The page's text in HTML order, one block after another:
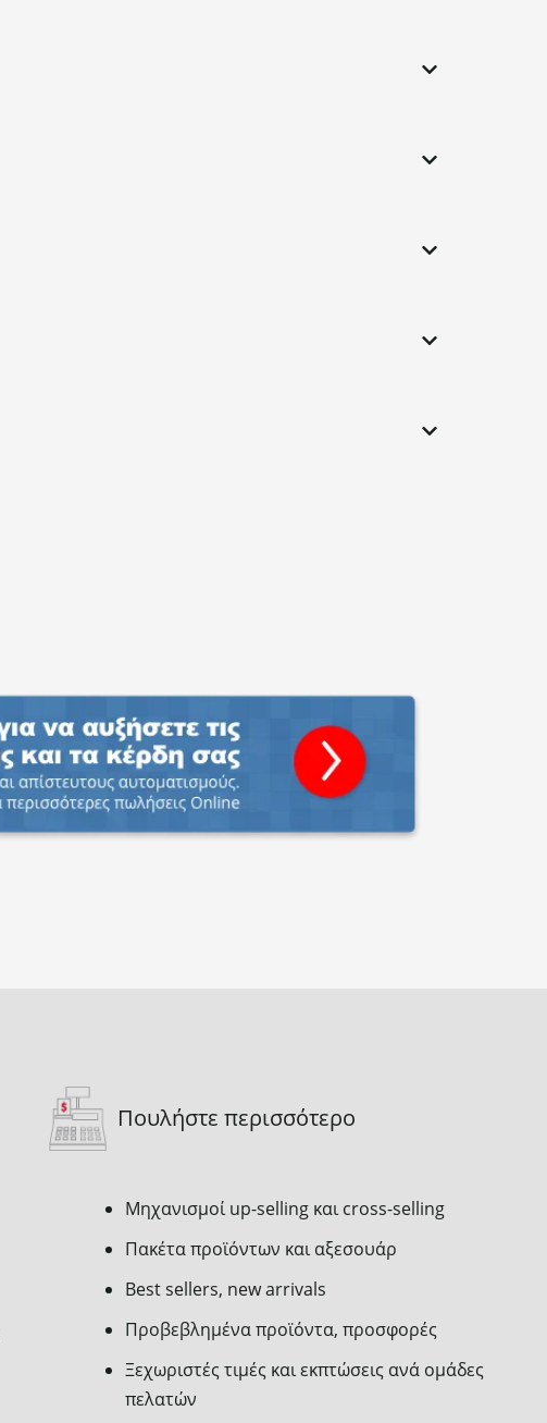
Πουλήστε περισσότερο
Μηχανισμοί up-selling και cross-selling
Πακέτα προϊόντων και αξεσουάρ
Best sellers, new arrivals
Προβεβλημένα προϊόντα, προσφορές
Ξεχωριστές τιμές και εκπτώσεις ανά ομάδες
πελατών